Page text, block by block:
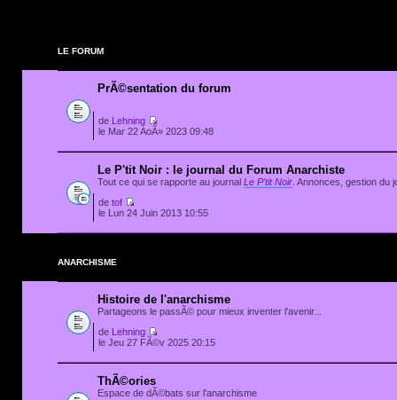
LE FORUM
PrÃ©sentation du forum
de
Lehning
le Mar 22 AoÃ» 2023 09:48
Le P'tit Noir : le journal du Forum Anarchiste
Tout ce qui se rapporte au journal Le P'tit Noir . Annonces, gestion du
de tof
le Lun 24 Juin 2013 10:55
ANARCHISME
Histoire de l'anarchisme
Partageons le passÃ© pour mieux inventer l'avenir...
de
Lehning
le Jeu 27 FÃ©v 2025 20:15
ThÃ©ories
Espace de dÃ©bats sur l'anarchisme